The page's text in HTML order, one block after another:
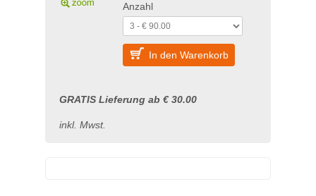
Anzahl
In den Warenkorb
GRATIS Lieferung ab € 30.00
inkl. Mwst.